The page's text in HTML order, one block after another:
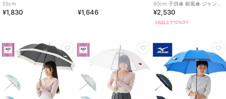
55cm
¥1,830 ¥1,646
60cm 子供傘 耐風傘 ジャンプ
傘】雨傘 長傘 バイカラーコン
ビ UV
¥2,530
3点以上で10%OFF